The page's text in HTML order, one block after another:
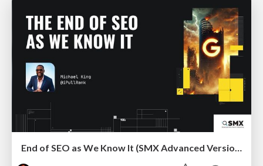
End of SEO as We Know It (SMX Advanced Version)